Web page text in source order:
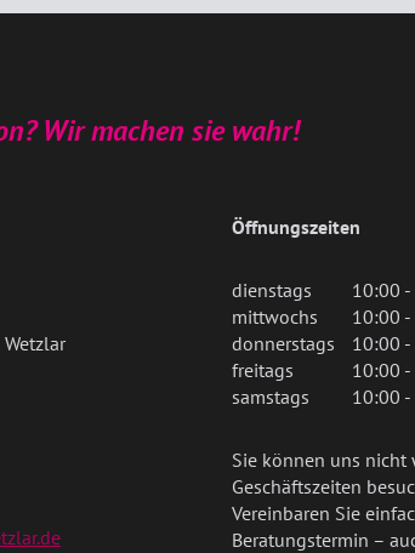
Wir machen sie wahr!
Öffnungszeiten
dienstags
10:00
mittwochs
10:00
donnerstags
10:00
freitags
10:00
samstags
10:00
Sie können uns nicht
Geschäftszeiten
Vereinbaren Sie
Beratungstermin –